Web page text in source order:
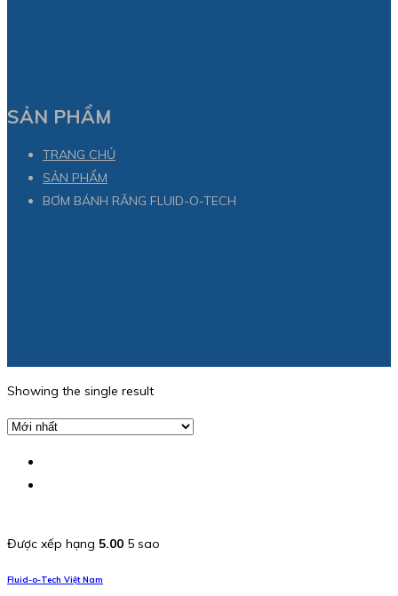
SẢN PHẨM
TRANG CHỦ
SẢN PHẨM
BƠM BÁNH RĂNG FLUID-O-TECH
Showing the single result
Được xếp hạng 5.00 5 sao
Fluid-o-Tech Việt Nam